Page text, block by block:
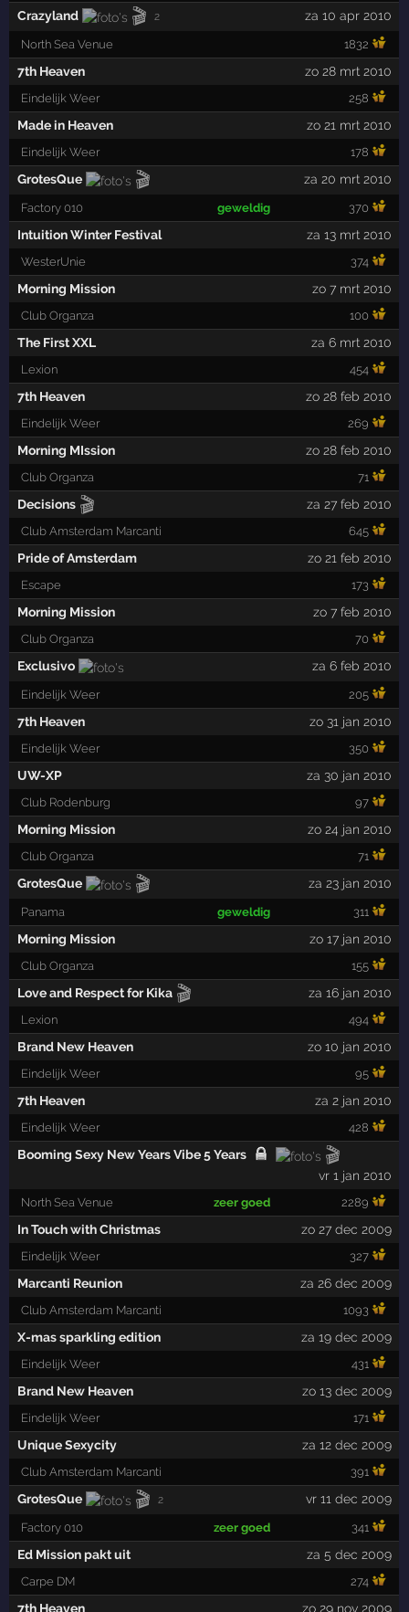
Crazyland 🎬 2 za 10 apr 2010
North Sea Venue 1832
7th Heaven zo 28 mrt 2010
Eindelijk Weer 258
Made in Heaven zo 21 mrt 2010
Eindelijk Weer 178
GrotesQue 🎬 za 20 mrt 2010
Factory 010 geweldig 370
Intuition Winter Festival za 13 mrt 2010
WesterUnie 374
Morning Mission zo 7 mrt 2010
Club Organza 100
The First XXL za 6 mrt 2010
Lexion 454
7th Heaven zo 28 feb 2010
Eindelijk Weer 269
Morning MIssion zo 28 feb 2010
Club Organza 71
Decisions 🎬 za 27 feb 2010
Club Amsterdam Marcanti 645
Pride of Amsterdam zo 21 feb 2010
Escape 173
Morning Mission zo 7 feb 2010
Club Organza 70
Exclusivo za 6 feb 2010
Eindelijk Weer 205
7th Heaven zo 31 jan 2010
Eindelijk Weer 350
UW-XP za 30 jan 2010
Club Rodenburg 97
Morning Mission zo 24 jan 2010
Club Organza 71
GrotesQue 🎬 za 23 jan 2010
Panama geweldig 311
Morning Mission zo 17 jan 2010
Club Organza 155
Love and Respect for Kika 🎬 za 16 jan 2010
Lexion 494
Brand New Heaven zo 10 jan 2010
Eindelijk Weer 95
7th Heaven za 2 jan 2010
Eindelijk Weer 428
Booming Sexy New Years Vibe 5 Years 🎬
vr 1 jan 2010
North Sea Venue zeer goed 2289
In Touch with Christmas zo 27 dec 2009
Eindelijk Weer 327
Marcanti Reunion za 26 dec 2009
Club Amsterdam Marcanti 1093
X-mas sparkling edition za 19 dec 2009
Eindelijk Weer 431
Brand New Heaven zo 13 dec 2009
Eindelijk Weer 171
Unique Sexycity za 12 dec 2009
Club Amsterdam Marcanti 391
GrotesQue 🎬 2 vr 11 dec 2009
Factory 010 zeer goed 341
Ed Mission pakt uit za 5 dec 2009
Carpe DM 274
7th Heaven zo 29 nov 2009